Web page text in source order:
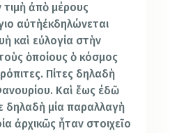
ἀπὸ μέρους
αὐτὴἐκδηλώνεται
καὶ εὐλογία στὴν
ὁποίους ὁ κόσμος
Πίτες δηλαδὴ
Καὶ ἕως έδῶ
δηλαδὴ μία παραλλαγὴ
ἀρχικῶς ἦταν στοιχεῖο